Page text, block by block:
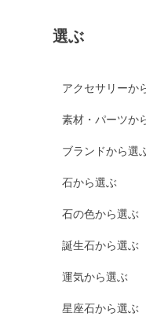
選ぶ
アクセサリーか
素材・パーツか
ブランドから選
石から選ぶ
石の色から選ぶ
誕生石から選ぶ
運気から選ぶ
星座石から選ぶ